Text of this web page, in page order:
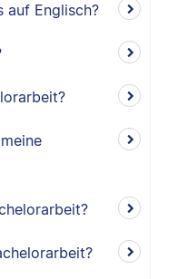
auf Englisch?